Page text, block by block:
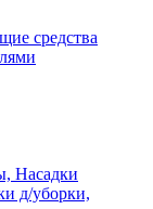
средства
Насадки
д/уборки,